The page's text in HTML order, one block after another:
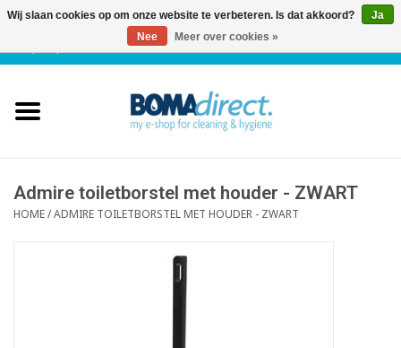
Klantenservice
Admire toiletborstel met houder - ZWART
HOME/ADMIRE TOILETBORSTEL MET HOUDER - ZWART
Wij slaan cookies op om onze website te verbeteren. Is dat akkoord?
Ja
Nee
Meer over cookies »